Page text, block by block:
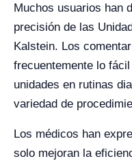
Muchos usuarios han
precisión de las
Kalstein. Los
frecuentemente lo
unidades en rutinas
variedad de
Los médicos han
solo mejoran la